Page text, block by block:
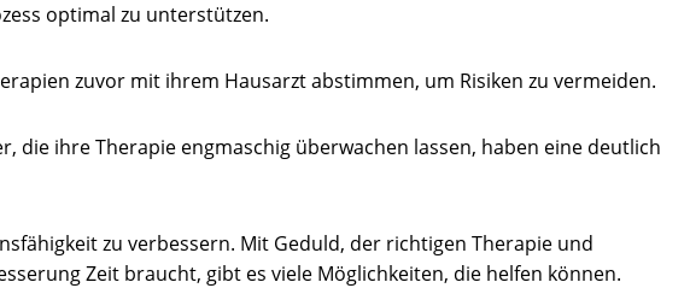
optimal zu unterstützen.
zuvor mit ihrem Hausarzt abstimmen, um Risiken zu vermeiden.
ihre Therapie engmaschig überwachen lassen, haben eine deutlich
zu verbessern. Mit Geduld, der richtigen Therapie und
Zeit braucht, gibt es viele Möglichkeiten, die helfen können.